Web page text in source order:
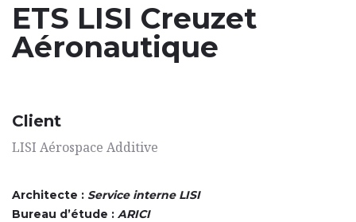
ETS LISI Creuzet
Aéronautique
Client
LISI Aérospace Additive
Architecte : Service interne LISI
Bureau d’étude : ARICI